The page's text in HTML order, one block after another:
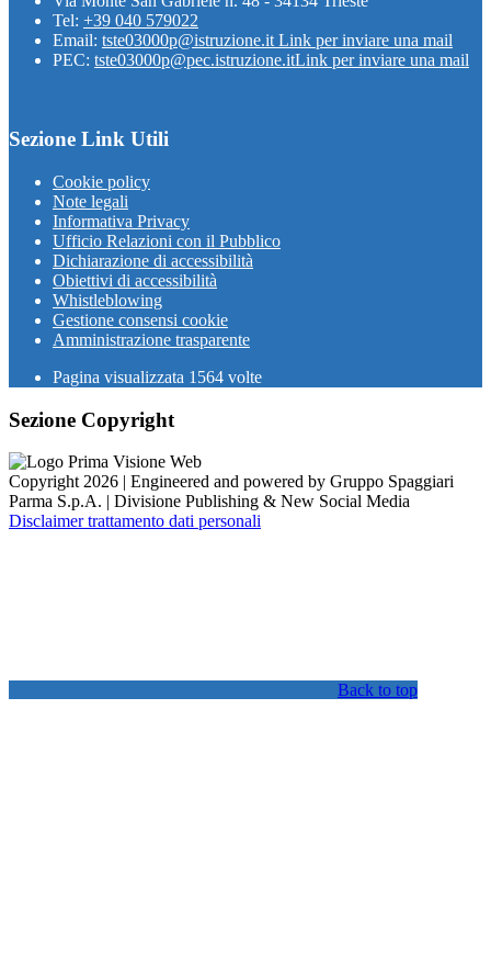
Tel: +39 040 579022
Email: tste03000p@istruzione.it Link per inviare una mail
PEC: tste03000p@pec.istruzione.itLink per inviare una mail
Sezione Link Utili
Cookie policy
Note legali
Informativa Privacy
Ufficio Relazioni con il Pubblico
Dichiarazione di accessibilità
Obiettivi di accessibilità
Whistleblowing
Gestione consensi cookie
Amministrazione trasparente
Pagina visualizzata 1564 volte
Sezione Copyright
Copyright 2026 | Engineered and powered by Gruppo Spaggiari
Parma S.p.A. | Divisione Publishing & New Social Media
Disclaimer trattamento dati personali
Back to top